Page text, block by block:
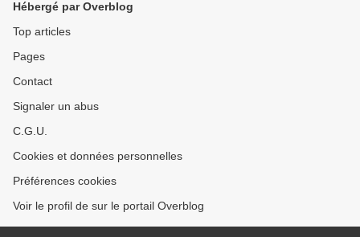
Hébergé par Overblog
Top articles
Pages
Contact
Signaler un abus
C.G.U.
Cookies et données personnelles
Préférences cookies
Voir le profil de sur le portail Overblog